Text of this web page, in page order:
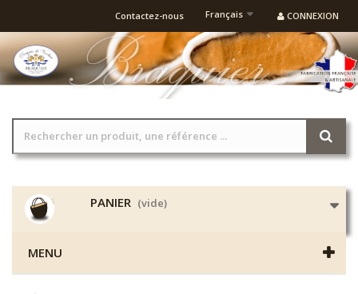
CONNEXION
Français
Contactez-nous
PANIER (vide)
MENU